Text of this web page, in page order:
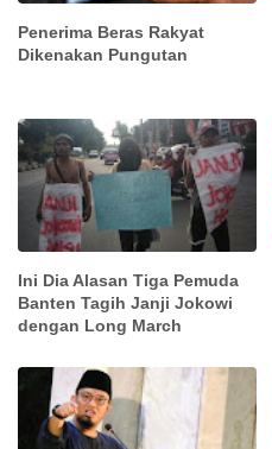
Penerima Beras Rakyat
Dikenakan Pungutan
Ini Dia Alasan Tiga Pemuda
Banten Tagih Janji Jokowi
dengan Long March